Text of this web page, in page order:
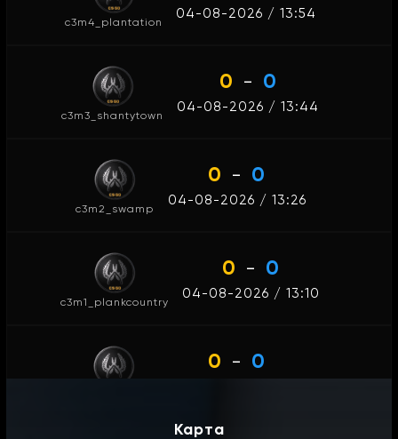
c3m4_plantation
04-08-2026 / 13:54
c3m3_shantytown
0 - 0
04-08-2026 / 13:44
c3m2_swamp
0 - 0
04-08-2026 / 13:26
c3m1_plankcountry
0 - 0
04-08-2026 / 13:10
0 - 0
Карта